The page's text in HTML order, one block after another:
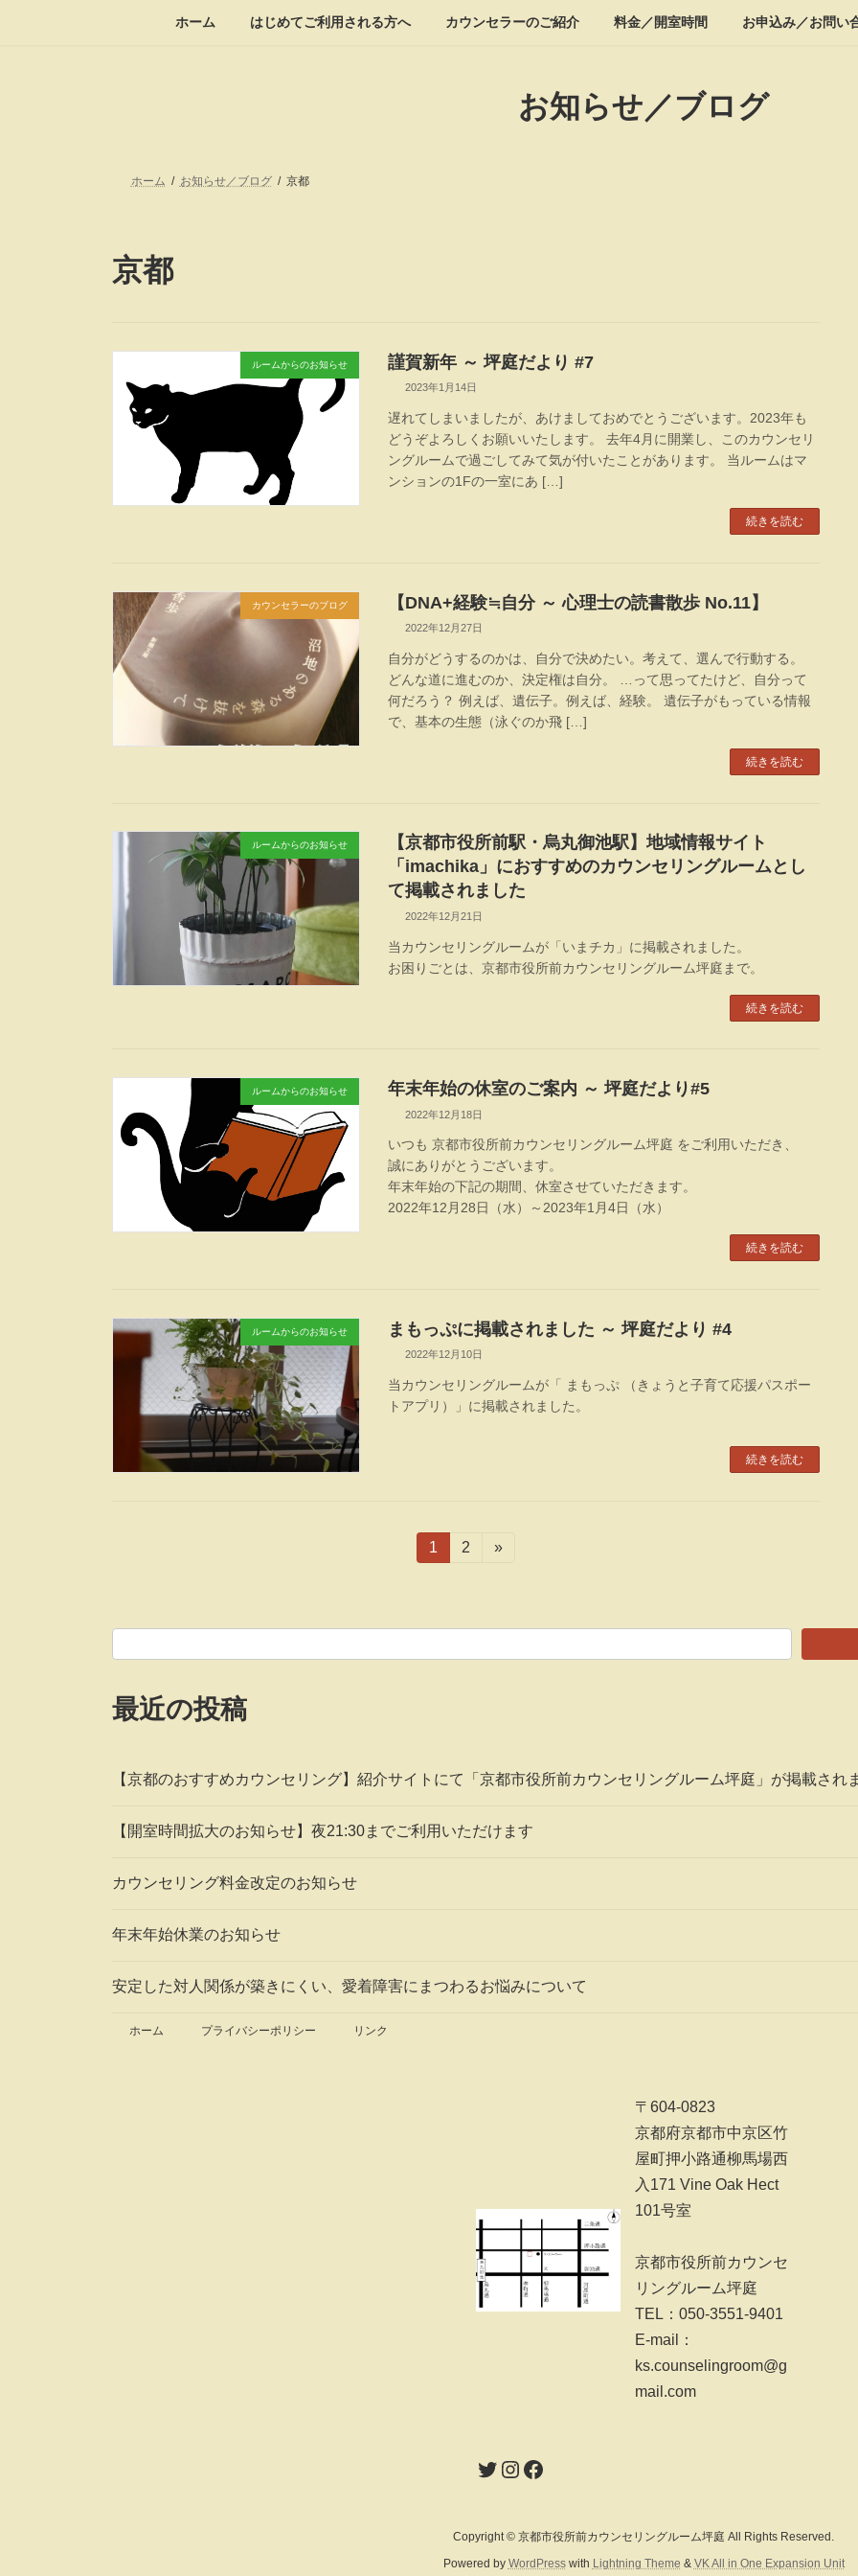
ホーム はじめてご利用される方へ カウンセラーのご紹介 料金／開室時間 お申込み／お問い
お知らせ／ブログ
ホーム お知らせ／ブログ 京都
京都
ルームからのお知らせ 謹賀新年 ～ 坪庭だより #7
2023年1月14日
遅れてしまいましたが、あけましておめでとうございます。2023年も
どうぞよろしくお願いいたします。 去年4月に開業し、このカウンセリ
ングルームで過ごしてみて気が付いたことがあります。 当ルームはマ
ンションの1Fの一室にあ […]
続きを読む
カウンセラーのブログ 【DNA+経験≒自分 ～ 心理士の読書散歩 No.11】
2022年12月27日
自分がどうするのかは、自分で決めたい。考えて、選んで行動する。
どんな道に進むのか、決定権は自分。 …って思ってたけど、自分って
何だろう？ 例えば、遺伝子。例えば、経験。 遺伝子がもっている情報
で、基本の生態（泳ぐのか飛 […]
続きを読む
ルームからのお知らせ
【京都市役所前駅・烏丸御池駅】地域情報サイト
「imachika」におすすめのカウンセリングルームとし
て掲載されました
2022年12月21日
当カウンセリングルームが「いまチカ」に掲載されました。
お困りごとは、京都市役所前カウンセリングルーム坪庭まで。
続きを読む
ルームからのお知らせ 年末年始の休室のご案内 ～ 坪庭だより#5
2022年12月18日
いつも 京都市役所前カウンセリングルーム坪庭 をご利用いただき、
誠にありがとうございます。
年末年始の下記の期間、休室させていただきます。
2022年12月28日（水）～2023年1月4日（水）
続きを読む
ルームからのお知らせ まもっぷに掲載されました ～ 坪庭だより #4
2022年12月10日
当カウンセリングルームが「 まもっぷ （きょうと子育て応援パスポー
トアプリ）」に掲載されました。
続きを読む
の
ペ
ー
送
固
定
ジ
1
固
ジ
2 »
最近の投稿
【京都のおすすめカウンセリング】紹介サイトにて「京都市役所前カウンセリングルーム坪庭」が掲載され
【開室時間拡大のお知らせ】夜21:30までご利用いただけます
カウンセリング料金改定のお知らせ
年末年始休業のお知らせ
安定した対人関係が築きにくい、愛着障害にまつわるお悩みについて
ホーム プライバシーポリシー リンク
〒604-0823
京都府京都市中京区竹
屋町押小路通柳馬場西
入171 Vine Oak Hect
101号室
京都市役所前カウンセ
リングルーム坪庭
TEL：050-3551-9401
E-mail：
ks.counselingroom@g
mail.com
Twitter
Instagram
Facebook
Copyright © 京都市役所前カウンセリングルーム坪庭 All Rights Reserved.
Powered by WordPresswith Lightning Theme & VK All in One Expansion Unit